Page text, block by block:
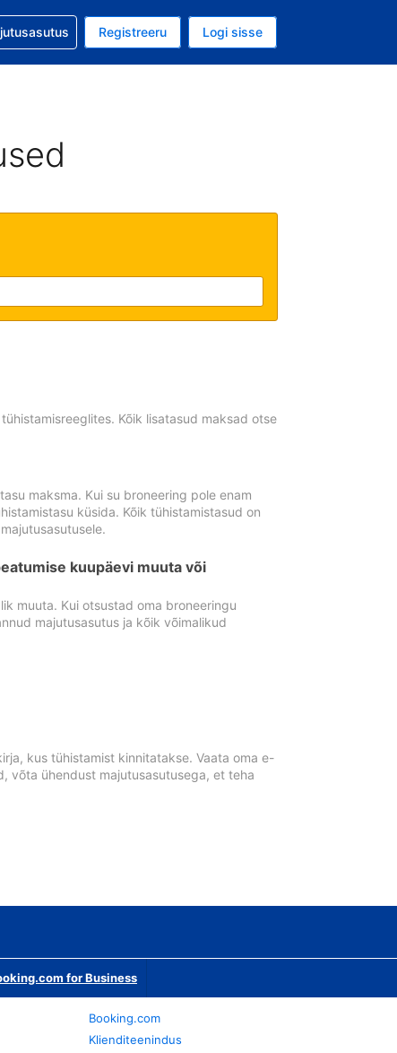
on EUR
keel on Eesti keeles
abi Registreeru Logi sisse
Kõik lisatasud maksad otse
maksma. Kui su broneering pole enam
küsida. Kõik tühistamistasud on
kuupäevi muuta või
muuta. Kui otsustad oma broneeringu
majutusasutus ja kõik võimalikud
kus tühistamist kinnitatakse. Vaata oma e-
võta ühendust majutusasutusega, et teha
for Business
Booking.com
Klienditeenindus